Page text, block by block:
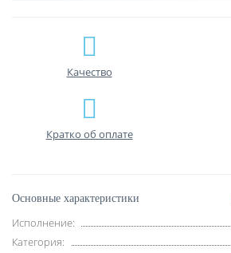
Качество
Кратко об оплате
Основные характеристики
Исполнение:
Категория: